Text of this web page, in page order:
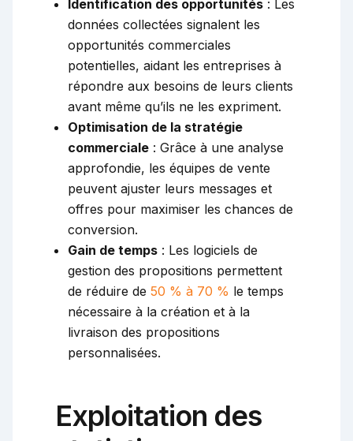
Identification des opportunités : Les
données collectées signalent les
opportunités commerciales
potentielles, aidant les entreprises à
répondre aux besoins de leurs clients
avant même qu’ils ne les expriment.
Optimisation de la stratégie
commerciale : Grâce à une analyse
approfondie, les équipes de vente
peuvent ajuster leurs messages et
offres pour maximiser les chances de
conversion.
Gain de temps : Les logiciels de
gestion des propositions permettent
de réduire de50 % à 70 % le temps
nécessaire à la création et à la
livraison des propositions
personnalisées.
Exploitation des